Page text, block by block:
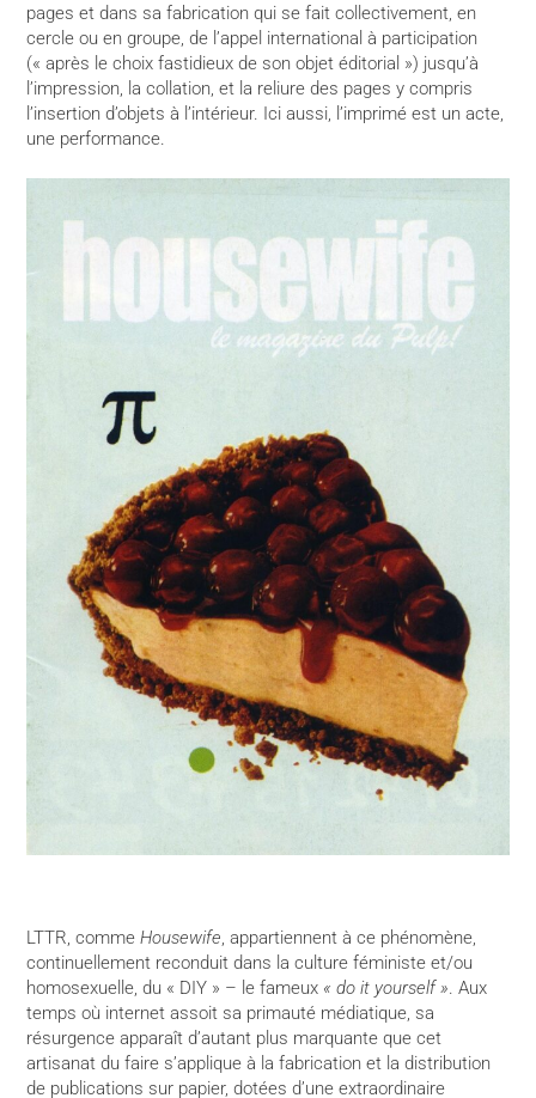
pages et dans sa fabrication qui se fait collectivement, en
cercle ou en groupe, de l’appel international à participation
(« après le choix fastidieux de son objet éditorial ») jusqu’à
l’impression, la collation, et la reliure des pages y compris
l’insertion d’objets à l’intérieur. Ici aussi, l’imprimé est un acte,
une performance.
LTTR, commeHousewife, appartiennent à ce phénomène,
continuellement reconduit dans la culture féministe et/ou
homosexuelle, du « DIY » – le fameux « do it yourself ». Aux
temps où internet assoit sa primauté médiatique, sa
résurgence apparaît d’autant plus marquante que cet
artisanat du faire s’applique à la fabrication et la distribution
de publications sur papier, dotées d’une extraordinaire